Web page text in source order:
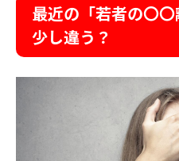
最近の「若者の〇
少し違う？